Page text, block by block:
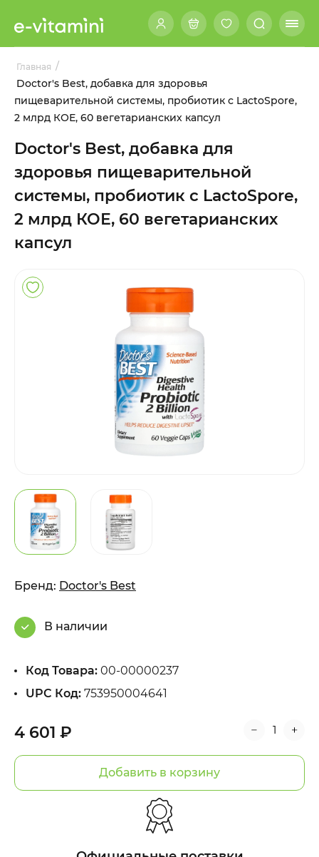
Главная /
Doctor's Best, добавка для здоровья
пищеварительной системы, пробиотик с LactoSpore,
2 млрд КОЕ, 60 вегетарианских капсул
Doctor's Best, добавка для
здоровья пищеварительной
системы, пробиотик с LactoSpore,
2 млрд КОЕ, 60 вегетарианских
капсул
4 601 ₽
Добавить в корзину
Бренд: Doctor's Best
В наличии
Код Товара: 00-00000237
UPC Код: 753950004641